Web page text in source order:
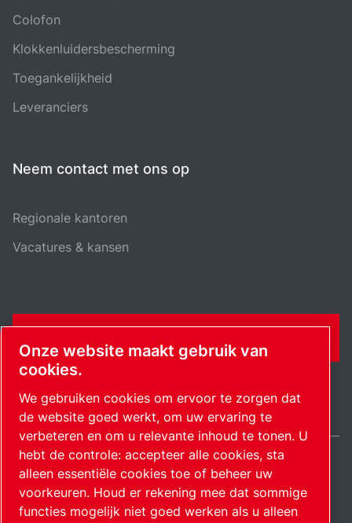
Colofon
Klokkenluidersbescherming
Toegankelijkheid
Leveranciers
Neem contact met ons op
Regionale kantoren
Vacatures & kansen
SitemapCookie-instellingen beheren© 2026 Auteursrecht.
Netherlands / NL
Onze website maakt gebruik van
cookies.
We gebruiken cookies om ervoor te zorgen dat
de website goed werkt, om uw ervaring te
verbeteren en om u relevante inhoud te tonen. U
hebt de controle: accepteer alle cookies, sta
alleen essentiële cookies toe of beheer uw
voorkeuren. Houd er rekening mee dat sommige
functies mogelijk niet goed werken als u alleen